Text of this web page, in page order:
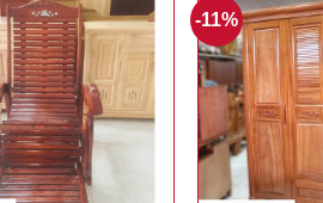
-11%